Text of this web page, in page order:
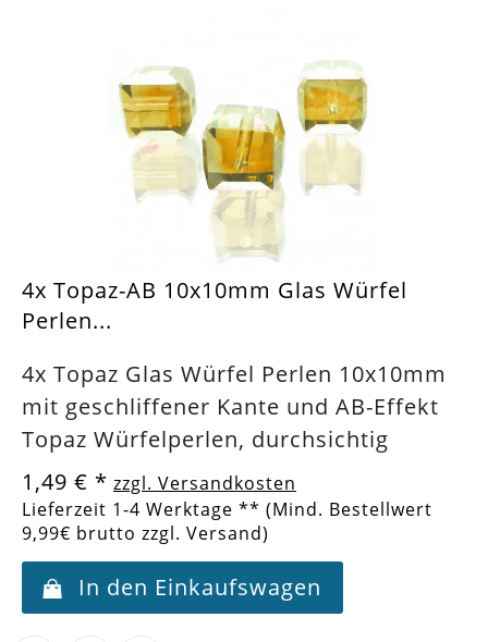
4x Topaz-AB 10x10mm Glas Würfel
Perlen...
4x Topaz Glas Würfel Perlen 10x10mm
mit geschliffener Kante und AB-Effekt
Topaz Würfelperlen, durchsichtig
1,49 € * zzgl. Versandkosten
Lieferzeit 1-4 Werktage ** (Mind. Bestellwert
9,99€ brutto zzgl. Versand)
In den Einkaufswagen